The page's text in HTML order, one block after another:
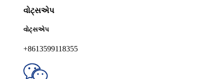
વોટ્સએપ
વોટ્સએપ
+8613599118355